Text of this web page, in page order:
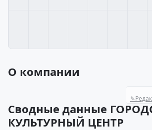
О компании
✎
Сводные данные
КУЛЬТУРНЫЙ ЦЕНТР